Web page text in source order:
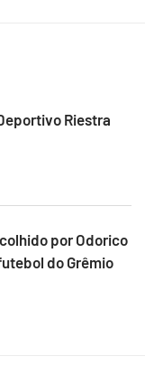
Riestra
por Odorico
do Grêmio